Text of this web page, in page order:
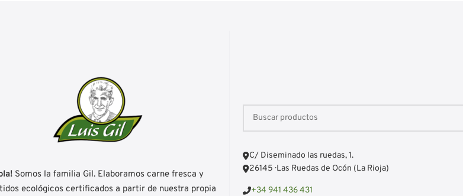
Somos la familia Gil. Elaboramos carne fresca y
ecológicos certificados a partir de nuestra propia
C/ Diseminado las ruedas, 1.
26145 · Las Ruedas de Ocón (La Rioja)
+34 941 436 431